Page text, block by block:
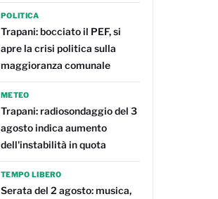
POLITICA
Trapani: bocciato il PEF, si
apre la crisi politica sulla
maggioranza comunale
METEO
Trapani: radiosondaggio del 3
agosto indica aumento
dell'instabilità in quota
TEMPO LIBERO
Serata del 2 agosto: musica,